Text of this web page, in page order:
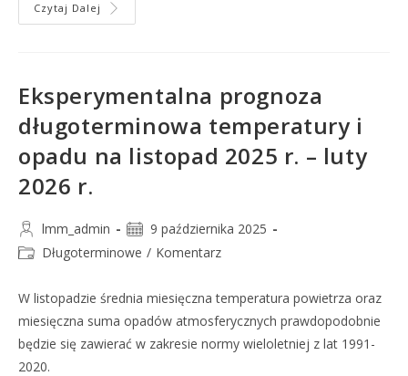
Czytaj Dalej
Eksperymentalna prognoza
długoterminowa temperatury i
opadu na listopad 2025 r. – luty
2026 r.
lmm_admin
9 października 2025
Długoterminowe / Komentarz
W listopadzie średnia miesięczna temperatura powietrza oraz
miesięczna suma opadów atmosferycznych prawdopodobnie
będzie się zawierać w zakresie normy wieloletniej z lat 1991-
2020.